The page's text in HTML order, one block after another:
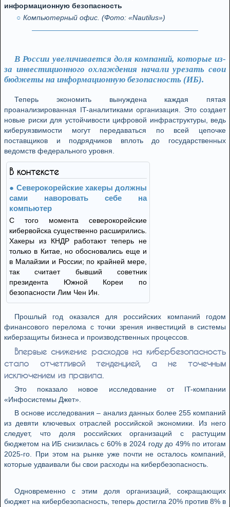
информационную безопасность
Компьютерный офис. (Фото: «Nautilus»)
В России увеличивается доля компаний, которые из-
за инвестиционного охлаждения начали урезать свои
бюджеты на информационную безопасность (ИБ).
Теперь экономить вынуждена каждая пятая
проанализированная IT-аналитиками организация. Это создает
новые риски для устойчивости цифровой инфраструктуры, ведь
киберуязвимости могут передаваться по всей цепочке
поставщиков и подрядчиков вплоть до государственных
ведомств федерального уровня.
В контексте
Северокорейские хакеры должны
сами наворовать себе на
компьютер
С того момента северокорейские
кибервойска существенно расширились.
Хакеры из КНДР работают теперь не
только в Китае, но обосновались еще и
в Малайзии и России; по крайней мере,
так считает бывший советник
президента Южной Кореи по
безопасности Лим Чен Ин.
Прошлый год оказался для российских компаний годом
финансового перелома с точки зрения инвестиций в системы
киберзащиты бизнеса и производственных процессов.
Впервые снижение расходов на кибербезопасность
стало отчетливой тенденцией, а не точечным
исключением из правила.
Это показало новое исследование от IT-компании
«Инфосистемы Джет».
В основе исследования – анализ данных более 255 компаний
из девяти ключевых отраслей российской экономики. Из него
следует, что доля российских организаций с растущим
бюджетом на ИБ снизилась с 60% в 2024 году до 49% по итогам
2025-го. При этом на рынке уже почти не осталось компаний,
которые удваивали бы свои расходы на кибербезопасность.
Одновременно с этим доля организаций, сокращающих
бюджет на кибербезопасность, теперь достигла 20% против 8% в